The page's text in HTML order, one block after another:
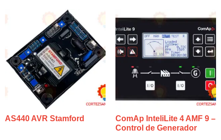
AS440 AVR Stamford
ComAp InteliLite 4 AMF 9 –
Control de Generador